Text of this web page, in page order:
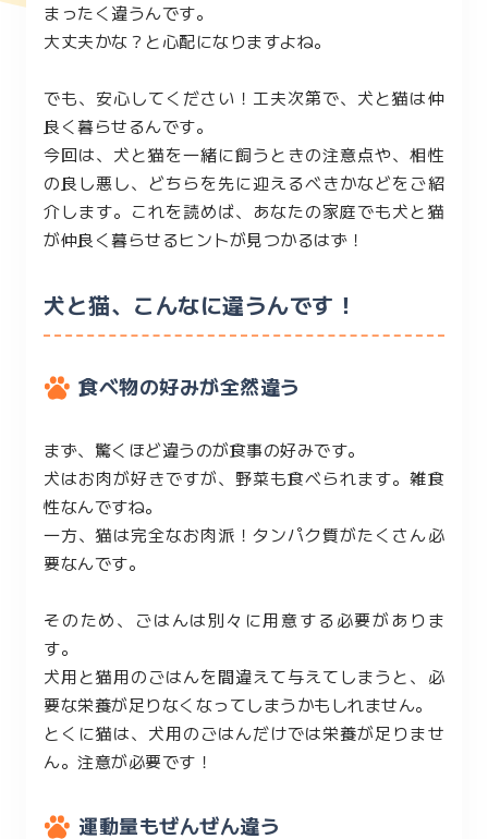
まったく違うんです。
大丈夫かな？と心配になりますよね。
でも、安心してください！工夫次第で、犬と猫は仲
良く暮らせるんです。
今回は、犬と猫を一緒に飼うときの注意点や、相性
の良し悪し、どちらを先に迎えるべきかなどをご紹
介します。これを読めば、あなたの家庭でも犬と猫
が仲良く暮らせるヒントが見つかるはず！
犬と猫、こんなに違うんです！
食べ物の好みが全然違う
まず、驚くほど違うのが食事の好みです。
犬はお肉が好きですが、野菜も食べられます。雑食
性なんですね。
一方、猫は完全なお肉派！タンパク質がたくさん必
要なんです。
そのため、ごはんは別々に用意する必要がありま
す。
犬用と猫用のごはんを間違えて与えてしまうと、必
要な栄養が足りなくなってしまうかもしれません。
とくに猫は、犬用のごはんだけでは栄養が足りませ
ん。注意が必要です！
運動量もぜんぜん違う